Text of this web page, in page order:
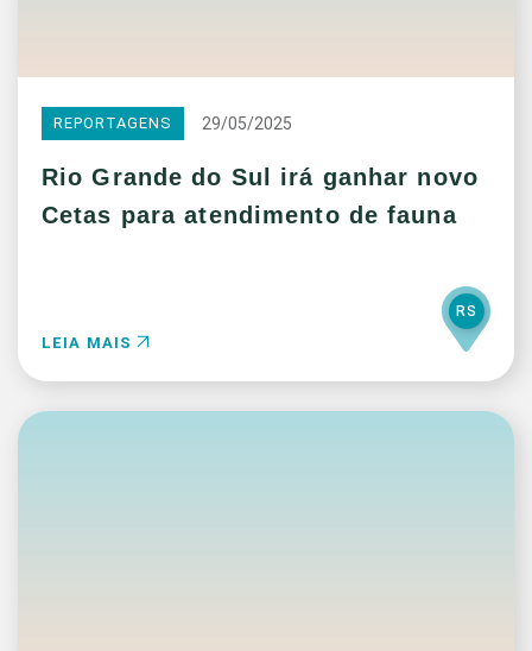
REPORTAGENS 29/05/2025
Rio Grande do Sul irá ganhar novo
Cetas para atendimento de fauna
LEIA MAIS
RS